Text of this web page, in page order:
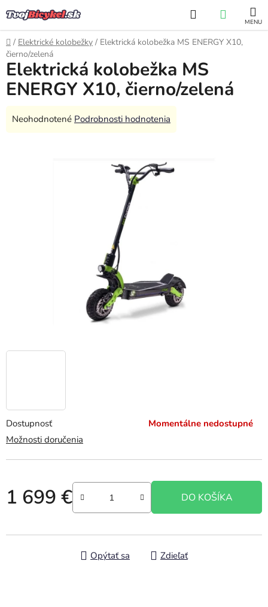
na
obsah
Hľadať
KOŠÍK
Domov
/ Elektrické kolobežky / Elektrická kolobežka MS ENERGY X10,
čierno/zelená
Dostupnosť
Momentálne nedostupné
Možnosti doručenia
1 699 €
Jednotková cena:
DO KOŠÍKA
Opýtať sa Zdieľať
Elektrická kolobežka MS
ENERGY X10, čierno/zelená
Priemerné
Neohodnotené Podrobnosti hodnotenia